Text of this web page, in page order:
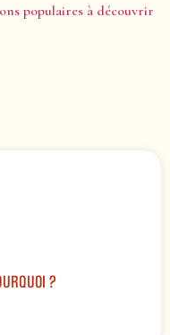
populaires à découvrir
?